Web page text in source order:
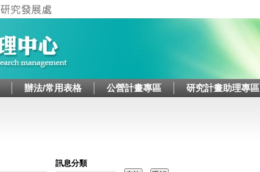
辦法/常用表格 公營計畫專區 研究計畫助理專區
訊息分類